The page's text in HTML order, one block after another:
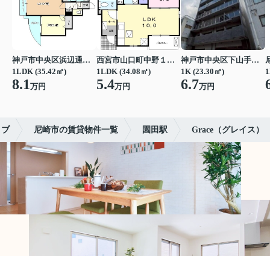
神戸市中央区浜辺通３丁目
1LDK (35.42㎡)
8.1万円
西宮市山口町中野１丁目
1LDK (34.08㎡)
5.4万円
神戸市中央区下山手通７丁目
1K (23.30㎡)
6.7万円
尼崎市の賃貸物件一覧 園田駅 Grace（グレイス）